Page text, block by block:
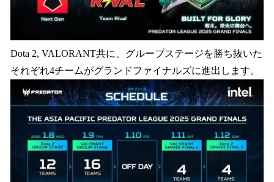
Dota 2, VALORANT共に、グループステージを勝ち抜いた
それぞれ4チームがグランドファイナルズに進出します。